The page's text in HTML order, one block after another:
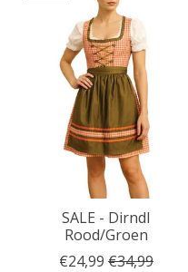
SALE - Dirndl
Rood/Groen
€24,99 €34,99